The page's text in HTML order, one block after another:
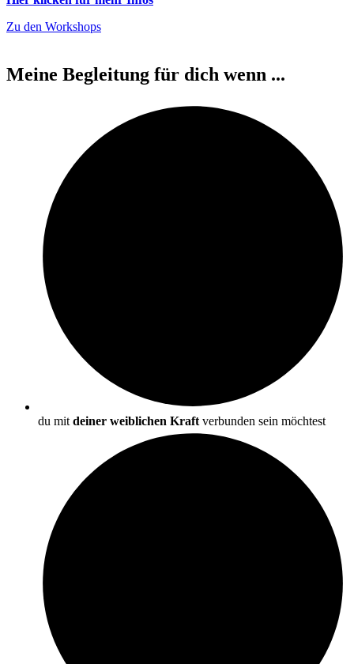
Zu den Workshops
Meine Begleitung für dich wenn ...
du mit deiner weiblichen Kraft verbunden sein möchtest